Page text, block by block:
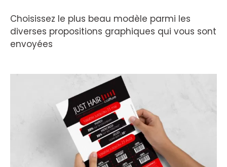
Choisissez le plus beau modèle parmi les
diverses propositions graphiques qui vous sont
envoyées